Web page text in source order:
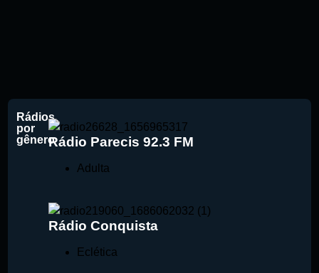
Rádios
por
gêneroRádio Parecis 92.3 FM
Adulta
Rádio Conquista
Eclética